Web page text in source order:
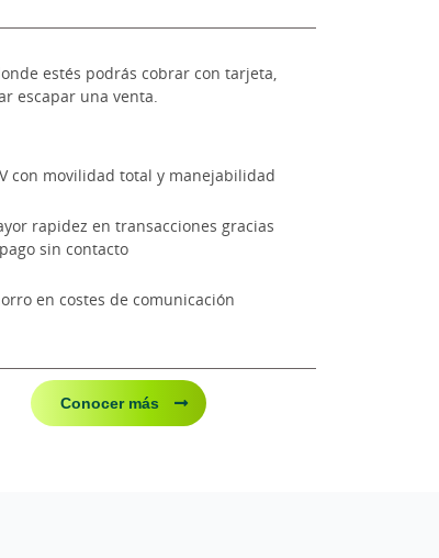
estés podrás cobrar con tarjeta,
escapar una venta.
con movilidad total y manejabilidad
rapidez en transacciones gracias
sin contacto
en costes de comunicación
Conocer más